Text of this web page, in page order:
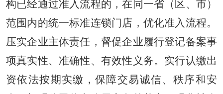
构已经通过准入流程的，在同一省（区、市）
范围内的统一标准连锁门店，优化准入流程。
压实企业主体责任，督促企业履行登记备案事
项真实性、准确性、有效性义务。实行认缴出
资依法按期实缴，保障交易诚信、秩序和安